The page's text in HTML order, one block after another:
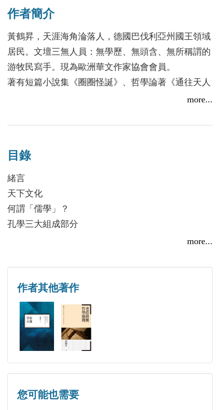
第35屆世界詩人大會 作家楊允達、高關中、黃鶴昇等人
2015/12/11
黃鶴昇《宇宙心論》獲僑聯總會「人文科學學術論著」
作者簡介
黃鶴昇，天涯海角淪落人，德國巴伐利亞州國王領域
居民。文壇三無人員：無學歷、無頭含、無所稱謂的
游牧民寫手。現為歐洲華文作家協會會員。
著有短篇小說集《圈圈怪誕》、哲學論著《通往天人
合一之路》等書。作品散見港、台等海外中文報刊及
「覽」有所成──《通往天人合一之路》與《孔孟之
著獎。
more...
目錄
緒言
天下文化
何謂「儒學」？
孔學三大組成部分
關於儒學的「智、信」
孔孟之道是封建社會的產物
孔孟之道的「雙刃劍」
孔子與孟子之學同異
結論
附 錄
「井有仁焉」考
「唯女子與小人為難養也」判釋
more...
作者其他著作
您可能也需要